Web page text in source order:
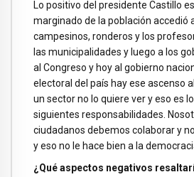
Lo positivo del presidente Castillo
marginado de la población accedió
campesinos, ronderos y los
las municipalidades y luego a los
al Congreso y hoy al gobierno
electoral del país hay ese ascenso
un sector no lo quiere ver y eso es
siguientes responsabilidades.
ciudadanos debemos colaborar y
y eso no le hace bien a la
¿Qué aspectos negativos